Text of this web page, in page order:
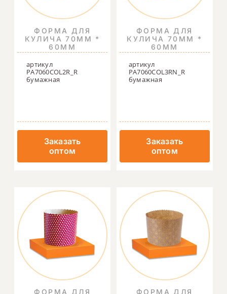
ФОРМА ДЛЯ
КУЛИЧА 70ММ *
60ММ
артикул
PA7060COL2R_R
бумажная
Заказать
оптом
ФОРМА ДЛЯ
КУЛИЧА 70ММ *
60ММ
артикул
PA7060COL3RN_R
бумажная
Заказать
оптом
ФОРМА ДЛЯ ФОРМА ДЛЯ